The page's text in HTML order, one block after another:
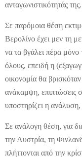
ανταγωνιστικότητάς της.
Σε παρόμοια θέση
Βερολίνο έχει μεν τη
να τα βγάλει πέρα μόνο
όλους, επειδή η
οικονομία θα
ανάκαμψη, επιπτώσεις
υποστηρίζει η
Σε ανάλογη θέση, για
την Αυστρία, τη
πλήττονται από την